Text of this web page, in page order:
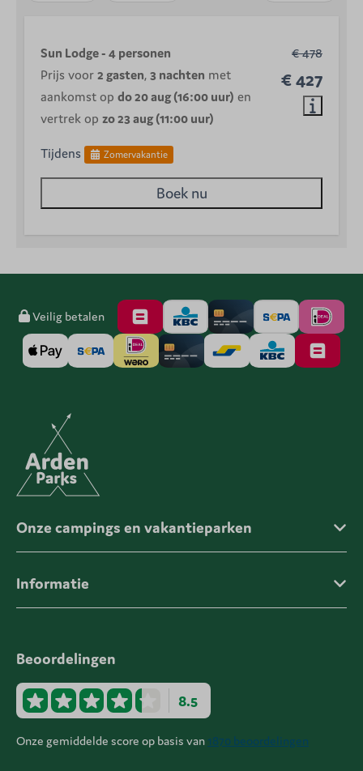
€ 478
€ 427
Sun Lodge - 4 personen
Prijs voor 2 gasten, 3 nachten met
aankomst op do 20 aug (16:00 uur) en
vertrek op zo 23 aug (11:00 uur)
Tijdens Zomervakantie
Boek nu
Veilig betalen
Onze campings en vakantieparken
Informatie
Beoordelingen
8.5
Onze gemiddelde score op basis van 1870 beoordelingen